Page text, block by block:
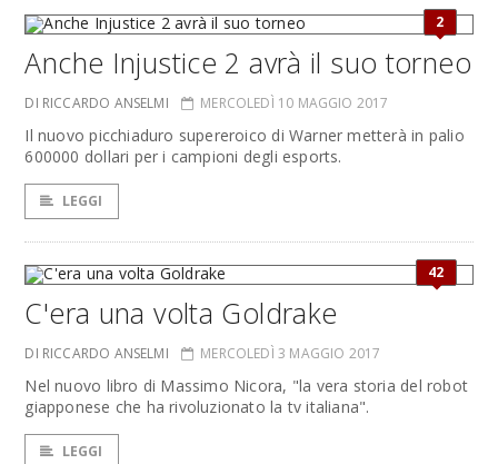
2
Anche Injustice 2 avrà il suo torneo
DI RICCARDO ANSELMI MERCOLEDÌ 10 MAGGIO 2017
Il nuovo picchiaduro supereroico di Warner metterà in palio
600000 dollari per i campioni degli esports.
LEGGI
42
C'era una volta Goldrake
DI RICCARDO ANSELMI MERCOLEDÌ 3 MAGGIO 2017
Nel nuovo libro di Massimo Nicora, "la vera storia del robot
giapponese che ha rivoluzionato la tv italiana".
LEGGI